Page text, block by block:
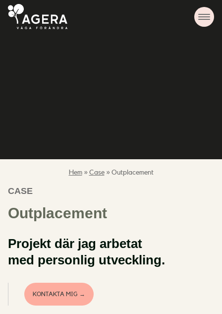
Hem» Case» Outplacement
CASE
Outplacement
Projekt där jag arbetat
med personlig utveckling.
KONTAKTA MIG →